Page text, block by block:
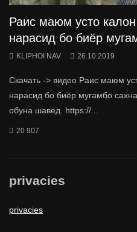
Раис маюм усто
нарасид бо биёр
KLIPHOI NAV 26.10.2019
Скачать -> видео Раис маюм
нарасид бо биёр мугамбо
обуна шавед. https://...
20 907
privacies
privacies